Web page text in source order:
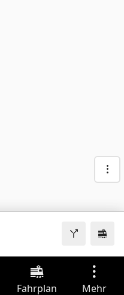
Fahrplan Mehr